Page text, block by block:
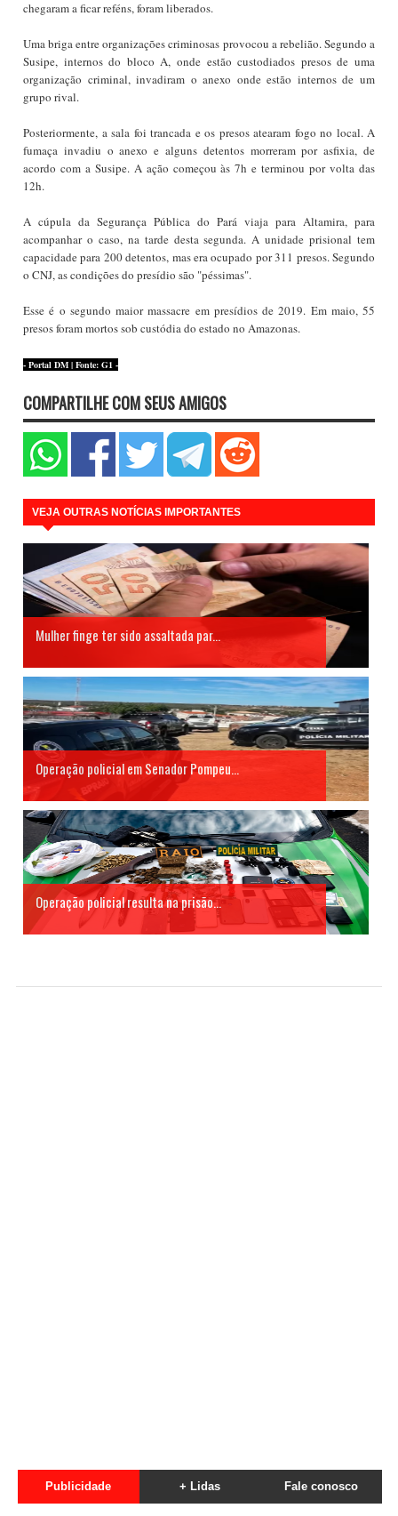
chegaram a ficar reféns, foram liberados.
Uma briga entre organizações criminosas provocou a rebelião. Segundo a
Susipe, internos do bloco A, onde estão custodiados presos de uma
organização criminal, invadiram o anexo onde estão internos de um
grupo rival.
Posteriormente, a sala foi trancada e os presos atearam fogo no local. A
fumaça invadiu o anexo e alguns detentos morreram por asfixia, de
acordo com a Susipe. A ação começou às 7h e terminou por volta das
12h.
A cúpula da Segurança Pública do Pará viaja para Altamira, para
acompanhar o caso, na tarde desta segunda. A unidade prisional tem
capacidade para 200 detentos, mas era ocupado por 311 presos. Segundo
o CNJ, as condições do presídio são "péssimas".
Esse é o segundo maior massacre em presídios de 2019. Em maio, 55
presos foram mortos sob custódia do estado no Amazonas.
- Portal DM | Fonte: G1 -
COMPARTILHE COM SEUS AMIGOS
VEJA OUTRAS NOTÍCIAS IMPORTANTES
Mulher finge ter sido assaltada par...
Operação policial em Senador Pompeu...
Operação policial resulta na prisão...
Publicidade + Lidas Fale conosco